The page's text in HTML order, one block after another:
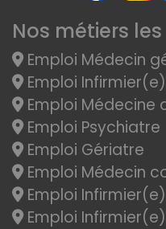
Nos métiers
Emploi Médecin
Emploi Infirmier(e)
Emploi Médecine
Emploi Psychiatre
Emploi Gériatre
Emploi Médecin
Emploi Infirmier(e)
Emploi Infirmier(e)